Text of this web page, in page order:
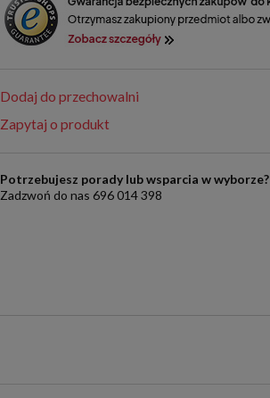
Dodaj do przechowalni
Zapytaj o produkt
Potrzebujesz porady lub wsparcia w wyborze?
Zadzwoń do nas 696 014 398